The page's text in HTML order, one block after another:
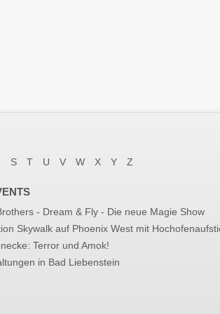
S T U V W X Y Z
- Dream & Fly - Die neue Magie Show
Skywalk auf Phoenix West mit
Terror und Amok!
in Bad Liebenstein